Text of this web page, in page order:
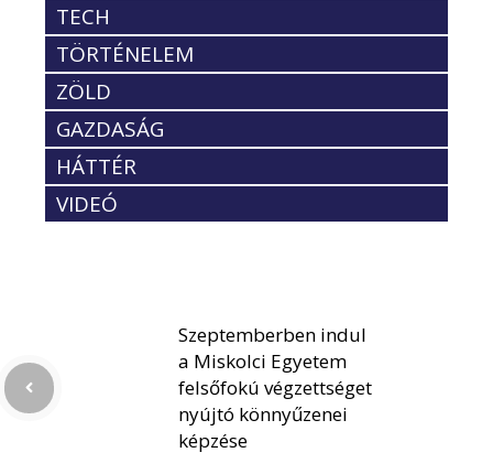
TECH
TÖRTÉNELEM
ZÖLD
GAZDASÁG
HÁTTÉR
VIDEÓ
Szeptemberben indul
a Miskolci Egyetem
felsőfokú végzettséget
nyújtó könnyűzenei
képzése